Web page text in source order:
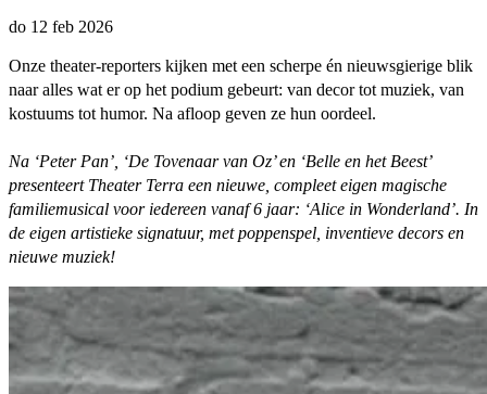
do 12 feb 2026
Onze theater-reporters kijken met een scherpe én nieuwsgierige blik
naar alles wat er op het podium gebeurt: van decor tot muziek, van
kostuums tot humor. Na afloop geven ze hun oordeel.
Na ‘Peter Pan’, ‘De Tovenaar van Oz’ en ‘Belle en het Beest’
presenteert Theater Terra een nieuwe, compleet eigen magische
familiemusical voor iedereen vanaf 6 jaar: ‘Alice in Wonderland’. In
de eigen artistieke signatuur, met poppenspel, inventieve decors en
nieuwe muziek!